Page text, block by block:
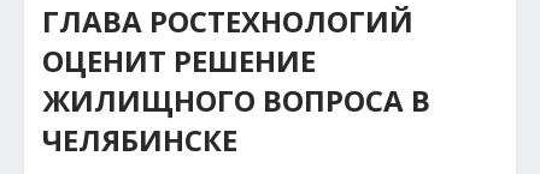
ГЛАВА РОСТЕХНОЛОГИЙ
ОЦЕНИТ РЕШЕНИЕ
ЖИЛИЩНОГО ВОПРОСА В
ЧЕЛЯБИНСКЕ